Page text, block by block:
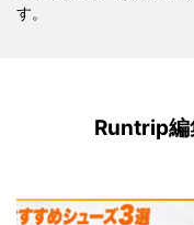
す。
Runtrip編